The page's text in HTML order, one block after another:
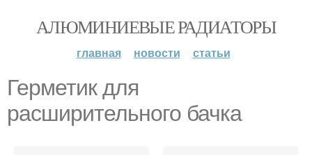
АЛЮМИНИЕВЫЕ РАДИАТОРЫ
главная новости статьи
Герметик для
расширительного бачка